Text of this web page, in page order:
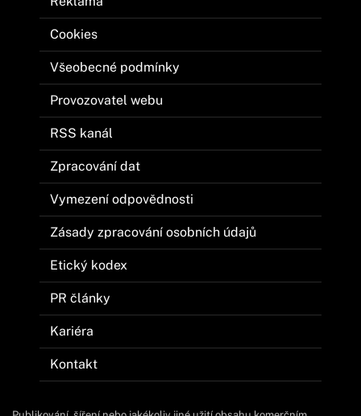
Cookies
Všeobecné podmínky
Provozovatel webu
RSS kanál
Zpracování dat
Vymezení odpovědnosti
Zásady zpracování osobních údajů
Etický kodex
PR články
Kariéra
Kontakt